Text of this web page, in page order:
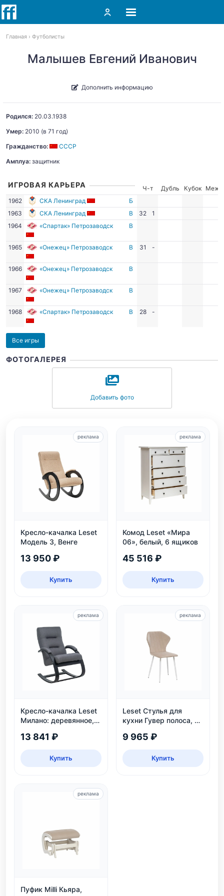
Главная Футболисты
Малышев Евгений Иванович
Дополнить информацию
Родился: 20.03.1938
Умер: 2010 (в 71 год)
Гражданство:
СССР
Амплуа: защитник
ИГРОВАЯ КАРЬЕРА Ч-т Дубль Кубок
Межд.
1962
СКА Ленинград
Б
1963
СКА Ленинград В 32
1
1964
«Спартак» Петрозаводск В
1965 «Онежец» Петрозаводск В 31 -
1966 «Онежец» Петрозаводск В
1967 «Онежец» Петрозаводск В
1968 «Спартак» Петрозаводск В 28 -
Все игры
ФОТОГАЛЕРЕЯ
Добавить фото
Кресло-качалка Leset
Модель 3, Венге
13 950 ₽
Купить
реклама
Комод Leset «Мира
06», белый, 6 ящиков
45 516 ₽
Купить
реклама
Кресло-качалка Leset
Милано: деревянное,
95
13 841 ₽
Купить
реклама
Leset Стулья для
кухни Гувер полоса, 2
9 965 ₽
Купить
реклама
Пуфик Milli Кьяра,
реклама